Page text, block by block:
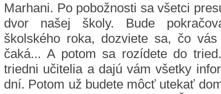
Marhani. Po pobožnosti sa všetci
dvor našej školy. Bude
školského roka, dozviete sa, čo
čaká... A potom sa rozídete do
triedni učitelia a dajú vám všetky
dní. Potom už budete môcť utekať